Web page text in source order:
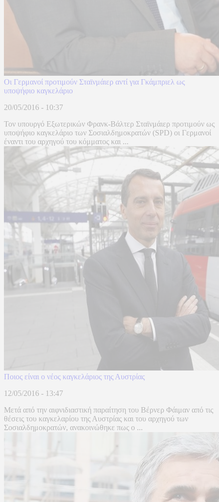
Οι Γερμανοί προτιμούν Σταϊνμάιερ αντί για Γκάμπριελ ως
υποψήφιο καγκελάριο
20/05/2016 - 10:37
Τον υπουργό Εξωτερικών Φρανκ-Βάλτερ Σταϊνμάιερ προτιμούν ως
υποψήφιο καγκελάριο των Σοσιαλδημοκρατών (SPD) οι Γερμανοί
έναντι του αρχηγού του κόμματος και ...
Ποιος είναι ο νέος καγκελάριος της Αυστρίας
12/05/2016 - 13:47
Μετά από την αιφνιδιαστική παραίτηση του Βέρνερ Φάιμαν από τις
θέσεις του καγκελαρίου της Αυστρίας και του αρχηγού των
Σοσιαλδημοκρατών, ανακοινώθηκε πως ο ...